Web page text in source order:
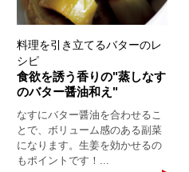
料理を引き立てるバターのレ
シピ
食欲を誘う香りの"蒸しなす
のバター醤油和え"
なすにバター醤油を合わせるこ
とで、ボリューム感のある副菜
になります。生姜を効かせるの
もポイントです！...